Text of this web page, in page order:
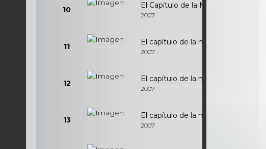
10 El Capítulo de la Masacre - Parte 5
2007
11 El capítulo de la masacre - Parte 6
2007
12 El capítulo de la masacre - Parte 7
2007
13 El capítulo de la masacre - Parte 8 -
2007